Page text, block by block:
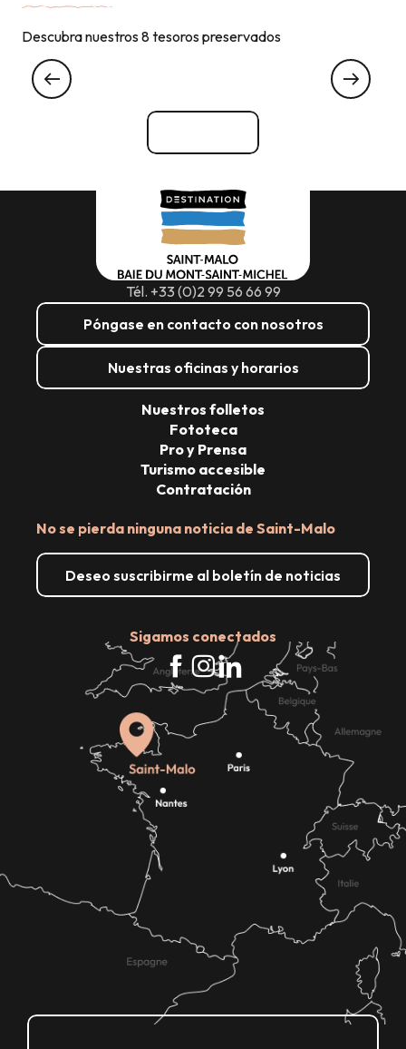
Descubra nuestros 8 tesoros preservados
Restaurantes Saint-Malo
Tél. +33 (0)2 99 56 66 99
Póngase en contacto con nosotros
Nuestras oficinas y horarios
No se pierda ninguna noticia de Saint-Malo
Deseo suscribirme al boletín de noticias
Sigamos conectados
Nuestros folletos
Fototeca
Pro y Prensa
Turismo accesible
Contratación